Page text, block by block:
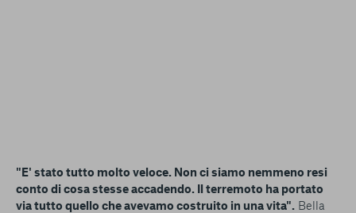
"E' stato tutto molto veloce. Non ci siamo nemmeno resi
conto di cosa stesse accadendo. Il terremoto ha portato
via tutto quello che avevamo costruito in una vita". Bella